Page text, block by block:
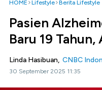
HOME Lifestyle Berita Lifestyle
Pasien
Baru 19
Linda Hasibuan, CNBC
30 September 2025 11:35